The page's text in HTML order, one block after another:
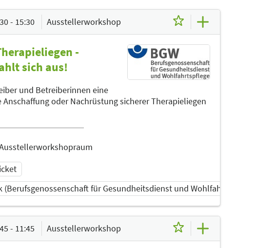
- 15:30 Ausstellerworkshop
-
sich aus!
und Betreiberinnen eine
Anschaffung oder Nachrüstung sicherer Therapieliegen
(Berufsgenossenschaft für Gesundheitsdienst und Wohlfahrtspflege (BGW))
| 14:30 -
- 11:45 Ausstellerworkshop